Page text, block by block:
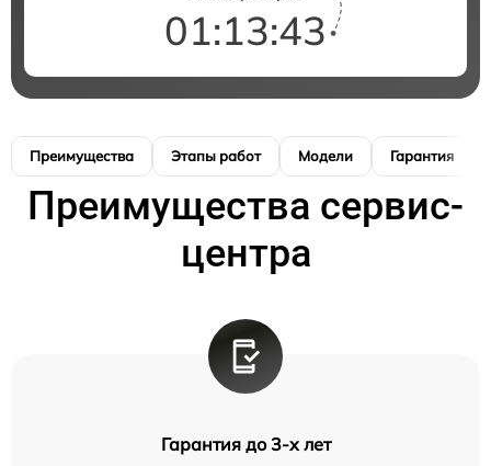
01:13:42
Преимущества Этапы работ Модели Гарантия
Преимущества сервис-
центра
Гарантия до 3-х лет